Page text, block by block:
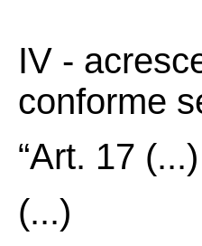
IV -
conforme
“Art. 17 (...)
(...)